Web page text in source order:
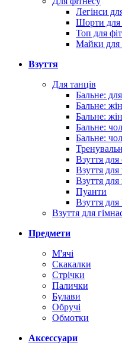
Легінси
Шорти для
Топ для
Майки для
Взуття
Для танців
Бальне:
Бальне:
Бальне:
Бальне:
Бальне:
Взуття для
Взуття для
Взуття
Пуанти
Взуття
Взуття для
Предмети
М'ячі
Скакалки
Стрічки
Палички
Булави
Обручі
Обмотки
Аксессуари